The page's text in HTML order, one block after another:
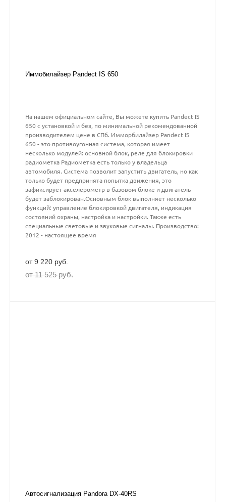
Иммобилайзер Pandect IS 650
На нашем официальном сайте, Вы можете купить Pandect IS
650 с установкой и без, по минимальной рекомендованной
производителем цене в СПб. Имморбилайзер Pandect IS
650 - это противоугонная система, которая имеет
несколько модулей: основной блок, реле для блокировки
радиометка Радиометка есть только у владельца
автомобиля. Система позволит запустить двигатель, но как
только будет предпринята попытка движения, это
зафиксирует акселерометр в базовом блоке и двигатель
будет заблокирован.Основным блок выполняет несколько
функций: управление блокировкой двигателя, индикация
состояний охраны, настройка и настройки. Также есть
специальные световые и звуковые сигналы. Производство:
2012 - настоящее время
от 9 220 руб.
от 11 525 руб.
Автосигнализация Pandora DX-40RS